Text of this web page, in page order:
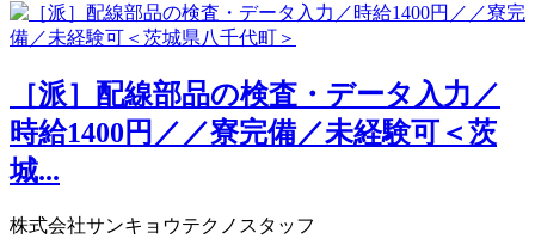
［派］配線部品の検査・データ入力／
時給1400円／／寮完備／未経験可＜茨
城...
株式会社サンキョウテクノスタッフ